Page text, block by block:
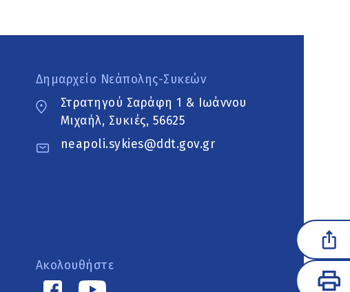
Δημαρχείο Νεάπολης-Συκεών
Στρατηγού Σαράφη 1 & Ιωάννου
Μιχαήλ, Συκιές, 56625
neapoli.sykies@ddt.gov.gr
Ακολουθήστε